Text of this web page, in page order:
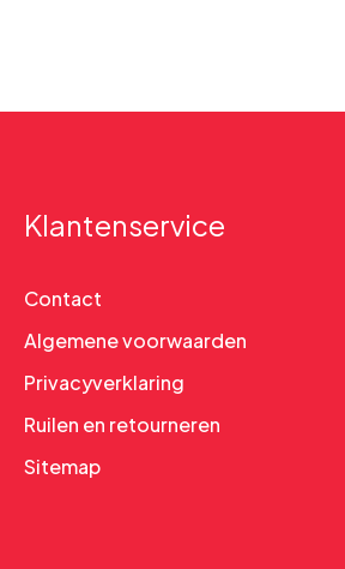
Klantenservice
Contact
Algemene voorwaarden
Privacyverklaring
Ruilen en retourneren
Sitemap